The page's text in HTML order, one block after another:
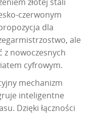
czerwonym
dla
ale
z nowoczesnych
cyfrowym.
mechanizm
inteligentne
Dzięki łączności